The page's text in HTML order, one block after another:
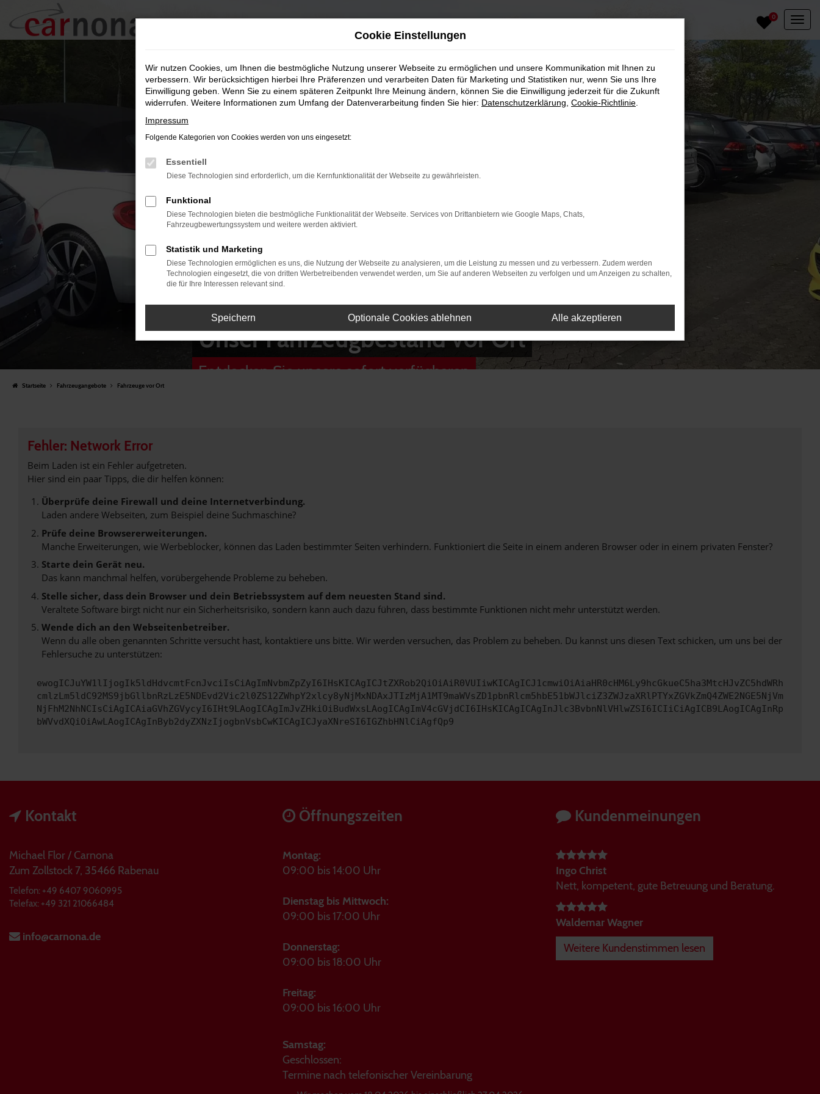
Zum
Hauptinhalt
springen
0
Unser Fahrzeugbestand vor Ort
Entdecken Sie unsere sofort verfügbaren
Startseite Fahrzeugangebote Fahrzeuge vor Ort
Fehler: Network Error
Beim Laden ist ein Fehler aufgetreten.
Hier sind ein paar Tipps, die dir helfen können:
Überprüfe deine Firewall und deine Internetverbindung.
Laden andere Webseiten, zum Beispiel deine Suchmaschine?
Prüfe deine Browsererweiterungen.
Manche Erweiterungen, wie Werbeblocker, können das Laden bestimmter Seiten verhindern. Funktioniert die Seite in einem anderen Browser oder in einem privaten Fenster?
Starte dein Gerät neu.
Das kann manchmal helfen, vorübergehende Probleme zu beheben.
Stelle sicher, dass dein Browser und dein Betriebssystem auf dem neuesten Stand sind.
Veraltete Software birgt nicht nur ein Sicherheitsrisiko, sondern kann auch dazu führen, dass bestimmte Funktionen nicht mehr unterstützt werden.
Wende dich an den Webseitenbetreiber.
Wenn du alle oben genannten Schritte versucht hast, kontaktiere uns bitte. Wir werden versuchen, das Problem zu beheben. Du kannst uns diesen Text schicken, um uns bei der
Fehlersuche zu unterstützen:
ewogICJuYW1lIjogIk5ldHdvcmtFcnJvciIsCiAgImNvbmZpZyI6IHsKICAgICJtZXRob2QiOiAiR0VUIiwKICAgICJ1cmwiOiAiaHR0cHM6Ly9hcGkueC5ha3MtcHJvZC5hdWRh
cmlzLm5ldC92MS9jbGllbnRzLzE5NDEvd2Vic2l0ZS12ZWhpY2xlcy8yNjMxNDAxJTIzMjA1MT9maWVsZD1pbnRlcm5hbE51bWJlciZ3ZWJzaXRlPTYxZGVkZmQ4ZWE2NGE5NjVm
NjFhM2NhNCIsCiAgICAiaGVhZGVycyI6IHt9LAogICAgImJvZHkiOiBudWxsLAogICAgImV4cGVjdCI6IHsKICAgICAgInJlc3BvbnNlVHlwZSI6ICIiCiAgICB9LAogICAgInRp
bWVvdXQiOiAwLAogICAgInByb2dyZXNzIjogbnVsbCwKICAgICJyaXNreSI6IGZhbHNlCiAgfQp9
Kontakt
Michael Flor / Carnona
Zum Zollstock 7, 35466 Rabenau
Telefon: +49 6407 9060995
Telefax: +49 321 21066484
info@carnona.de
Öffnungszeiten
Montag:
09:00 bis 14:00 Uhr
Dienstag bis Mittwoch:
09:00 bis 17:00 Uhr
Donnerstag:
09:00 bis 18:00 Uhr
Freitag:
09:00 bis 16:00 Uhr
Samstag:
Geschlossen:
Termine nach telefonischer Vereinbarung
Kundenmeinungen
Ingo Christ
Nett, kompetent, gute Betreuung und Beratung.
Waldemar Wagner
Weitere Kundenstimmen lesen
Cookie Einstellungen
Wir nutzen Cookies, um Ihnen die bestmögliche Nutzung unserer Webseite zu ermöglichen und unsere Kommunikation mit Ihnen zu
verbessern. Wir berücksichtigen hierbei Ihre Präferenzen und verarbeiten Daten für Marketing und Statistiken nur, wenn Sie uns Ihre
Einwilligung geben. Wenn Sie zu einem späteren Zeitpunkt Ihre Meinung ändern, können Sie die Einwilligung jederzeit für die Zukunft
widerrufen. Weitere Informationen zum Umfang der Datenverarbeitung finden Sie hier: Datenschutzerklärung Cookie-Richtlinie
Impressum
Folgende Kategorien von Cookies werden von uns eingesetzt:
Essentiell
Diese Technologien sind erforderlich, um die Kernfunktionalität der Webseite zu gewährleisten.
Funktional
Diese Technologien bieten die bestmögliche Funktionalität der Webseite. Services von Drittanbietern wie Google Maps, Chats,
Fahrzeugbewertungssystem und weitere werden aktiviert.
Statistik und Marketing
Diese Technologien ermöglichen es uns, die Nutzung der Webseite zu analysieren, um die Leistung zu messen und zu verbessern. Zudem werden
Technologien eingesetzt, die von dritten Werbetreibenden verwendet werden, um Sie auf anderen Webseiten zu verfolgen und um Anzeigen zu schalten,
die für Ihre Interessen relevant sind.
Speichern Optionale Cookies ablehnen Alle akzeptieren